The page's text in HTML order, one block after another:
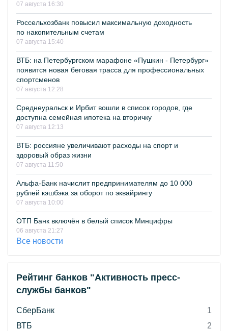
07 августа 16:30
Россельхозбанк повысил максимальную доходность
по накопительным счетам
07 августа 15:40
ВТБ: на Петербургском марафоне «Пушкин - Петербург»
появится новая беговая трасса для профессиональных
спортсменов
07 августа 12:28
Среднеуральск и Ирбит вошли в список городов, где
доступна семейная ипотека на вторичку
07 августа 12:13
ВТБ: россияне увеличивают расходы на спорт и
здоровый образ жизни
07 августа 11:50
Альфа-Банк начислит предпринимателям до 10 000
рублей кэшбэка за оборот по эквайрингу
07 августа 10:00
ОТП Банк включён в белый список Минцифры
06 августа 21:27
Все новости
Рейтинг банков "Активность пресс-
службы банков"
СберБанк
1
ВТБ
2